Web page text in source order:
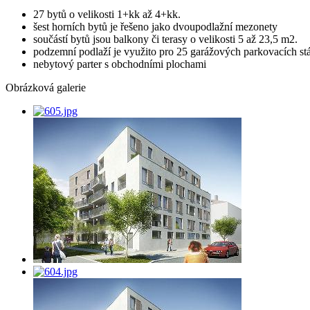
27 bytů o velikosti 1+kk až 4+kk.
šest horních bytů je řešeno jako dvoupodlažní mezonety
součástí bytů jsou balkony či terasy o velikosti 5 až 23,5 m2.
podzemní podlaží je využito pro 25 garážových parkovacích
nebytový parter s obchodními plochami
Obrázková galerie